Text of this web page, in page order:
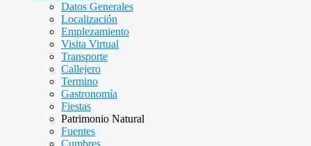
Datos Generales
Localización
Emplezamiento
Visita Virtual
Transporte
Callejero
Termino
Gastronomía
Fiestas
Patrimonio Natural
Fuentes
Cumbres